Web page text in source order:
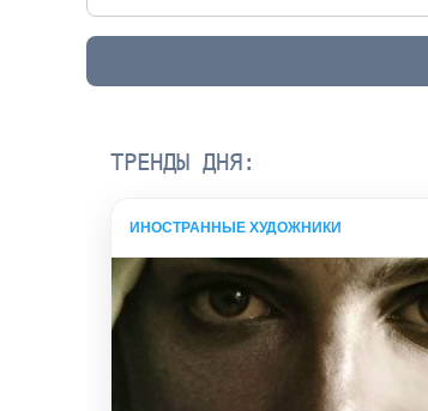
ТРЕНДЫ ДНЯ:
ИНОСТРАННЫЕ ХУДОЖНИКИ